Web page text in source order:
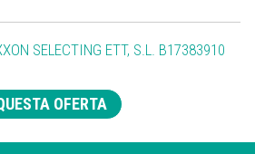
SELECTING ETT, S.L. B17383910
OFERTA